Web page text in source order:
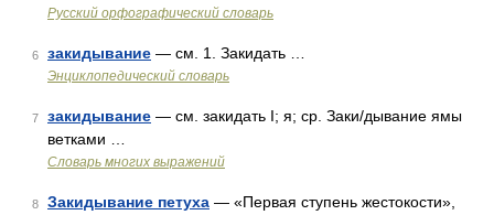
Русский орфографический словарь
6 закидывание — см. 1. Закидать …
Энциклопедический словарь
7 закидывание — см. закидать I; я; ср. Заки/дывание ямы
ветками …
Словарь многих выражений
8 Закидывание петуха — «Первая ступень жестокости»,